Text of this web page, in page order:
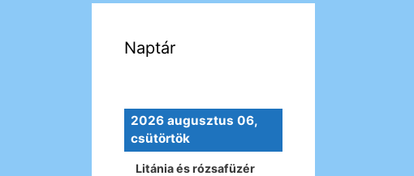
Naptár
2026 augusztus 06,
csütörtök
Litánia és rózsafüzér